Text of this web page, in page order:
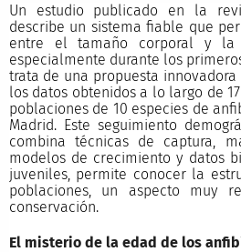
Un estudio publicado en la
describe un sistema fiable que
entre el tamaño corporal y la
especialmente durante los
trata de una propuesta
los datos obtenidos a lo largo de
poblaciones de 10 especies de
Madrid. Este seguimiento
combina técnicas de captura,
modelos de crecimiento y datos
juveniles, permite conocer la
poblaciones, un aspecto muy
conservación.
El misterio de la edad de los